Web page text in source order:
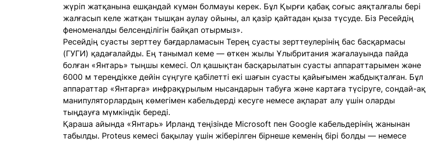
жүріп жатқанына ешқандай күмән болмауы керек. Бұл Қырғи қабақ соғыс аяқталғалы бері
жалғасып келе жатқан тышқан аулау ойыны, ал қазір қайтадан қыза түсуде. Біз Ресейдің
феноменалды белсенділігін байқап отырмыз».
Ресейдің суасты зерттеу бағдарламасын Терең суасты зерттеулерінің бас басқармасы
(ГУГИ) қадағалайды. Ең танымал кеме — өткен жылы Ұлыбритания жағалауында пайда
болған «Янтарь» тыңшы кемесі. Ол қашықтан басқарылатын суасты аппараттарымен және
6000 м тереңдікке дейін сүңгуге қабілетті екі шағын суасты қайығымен жабдықталған. Бұл
аппараттар «Янтарға» инфрақұрылым нысандарын табуға және картаға түсіруге, сондай-ақ
манипуляторлардың көмегімен кабельдерді кесуге немесе ақпарат алу үшін оларды
тыңдауға мүмкіндік береді.
Қараша айында «Янтарь» Ирланд теңізінде Microsoft пен Google кабельдерінің жанынан
табылды. Proteus кемесі бақылау үшін жіберілген бірнеше кеменің бірі болды — немесе